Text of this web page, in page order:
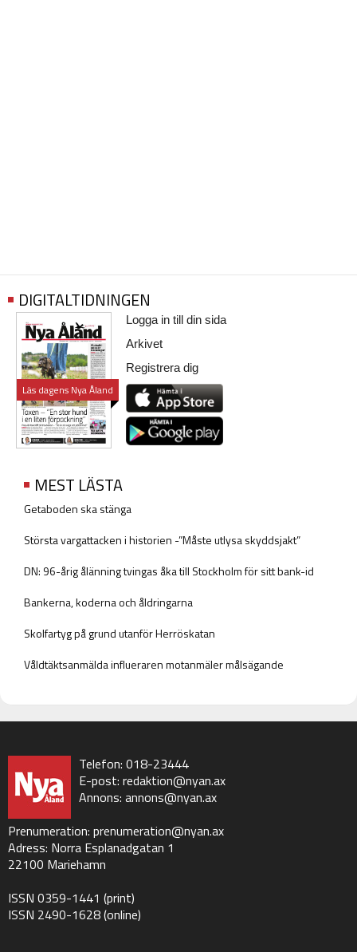
DIGITALTIDNINGEN
Läs dagens Nya Åland
Logga in till din sida
Arkivet
Registrera dig
MEST LÄSTA
Getaboden ska stänga
Största vargattacken i historien -”Måste utlysa skyddsjakt”
DN: 96-årig ålänning tvingas åka till Stockholm för sitt bank-id
Bankerna, koderna och åldringarna
Skolfartyg på grund utanför Herröskatan
Våldtäktsanmälda influeraren motanmäler målsägande
Telefon: 018-23444
E-post: redaktion@nyan.ax
Annons: annons@nyan.ax
Prenumeration: prenumeration@nyan.ax
Adress: Norra Esplanadgatan 1
22100 Mariehamn
ISSN 0359-1441 (print)
ISSN 2490-1628 (online)